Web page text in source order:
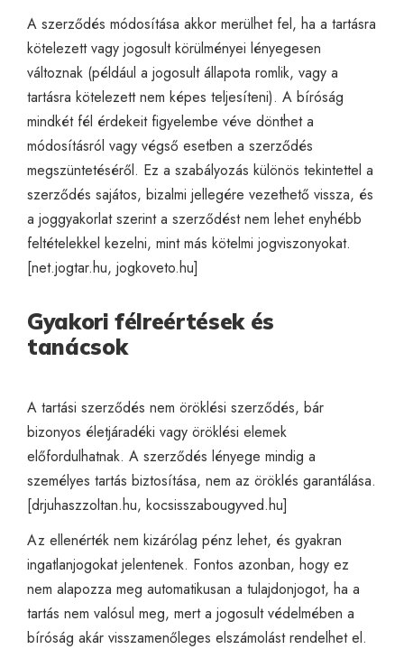
A szerződés módosítása akkor merülhet fel, ha a tartásra
kötelezett vagy jogosult körülményei lényegesen
változnak (például a jogosult állapota romlik, vagy a
tartásra kötelezett nem képes teljesíteni). A bíróság
mindkét fél érdekeit figyelembe véve dönthet a
módosításról vagy végső esetben a szerződés
megszüntetéséről. Ez a szabályozás különös tekintettel a
szerződés sajátos, bizalmi jellegére vezethető vissza, és
a joggyakorlat szerint a szerződést nem lehet enyhébb
feltételekkel kezelni, mint más kötelmi jogviszonyokat.
[net.jogtar.hu, jogkoveto.hu]
Gyakori félreértések és
tanácsok
A tartási szerződés nem öröklési szerződés, bár
bizonyos életjáradéki vagy öröklési elemek
előfordulhatnak. A szerződés lényege mindig a
személyes tartás biztosítása, nem az öröklés garantálása.
[drjuhaszzoltan.hu, kocsisszabougyved.hu]
Az ellenérték nem kizárólag pénz lehet, és gyakran
ingatlanjogokat jelentenek. Fontos azonban, hogy ez
nem alapozza meg automatikusan a tulajdonjogot, ha a
tartás nem valósul meg, mert a jogosult védelmében a
bíróság akár visszamenőleges elszámolást rendelhet el.